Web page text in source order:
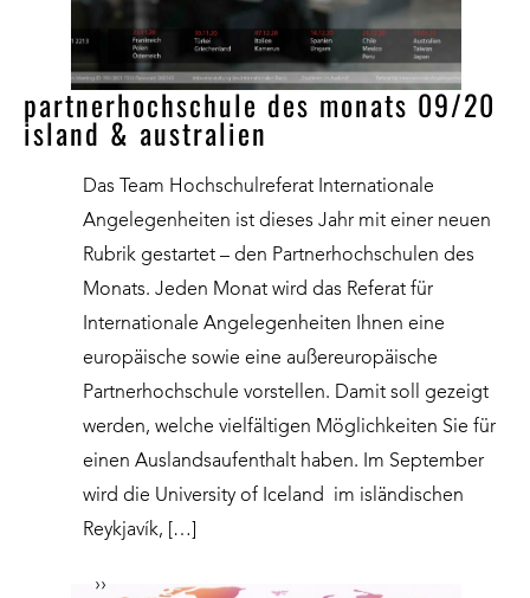
partnerhochschule des monats 09/20
island & australien
Das Team Hochschulreferat Internationale
Angelegenheiten ist dieses Jahr mit einer neuen
Rubrik gestartet – den Partnerhochschulen des
Monats. Jeden Monat wird das Referat für
Internationale Angelegenheiten Ihnen eine
europäische sowie eine außereuropäische
Partnerhochschule vorstellen. Damit soll gezeigt
werden, welche vielfältigen Möglichkeiten Sie für
einen Auslandsaufenthalt haben. Im September
wird die University of Iceland im isländischen
Reykjavík, […]
››